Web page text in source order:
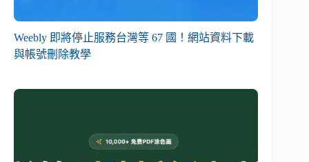
Weebly 即將停止服務台灣等 67 國！網站資料下載
與帳號刪除教學